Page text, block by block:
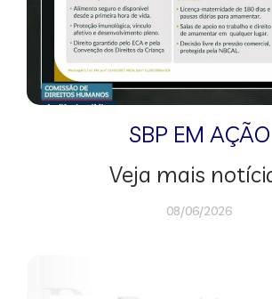
SBP EM AÇÃO
Veja mais
08/06/2026